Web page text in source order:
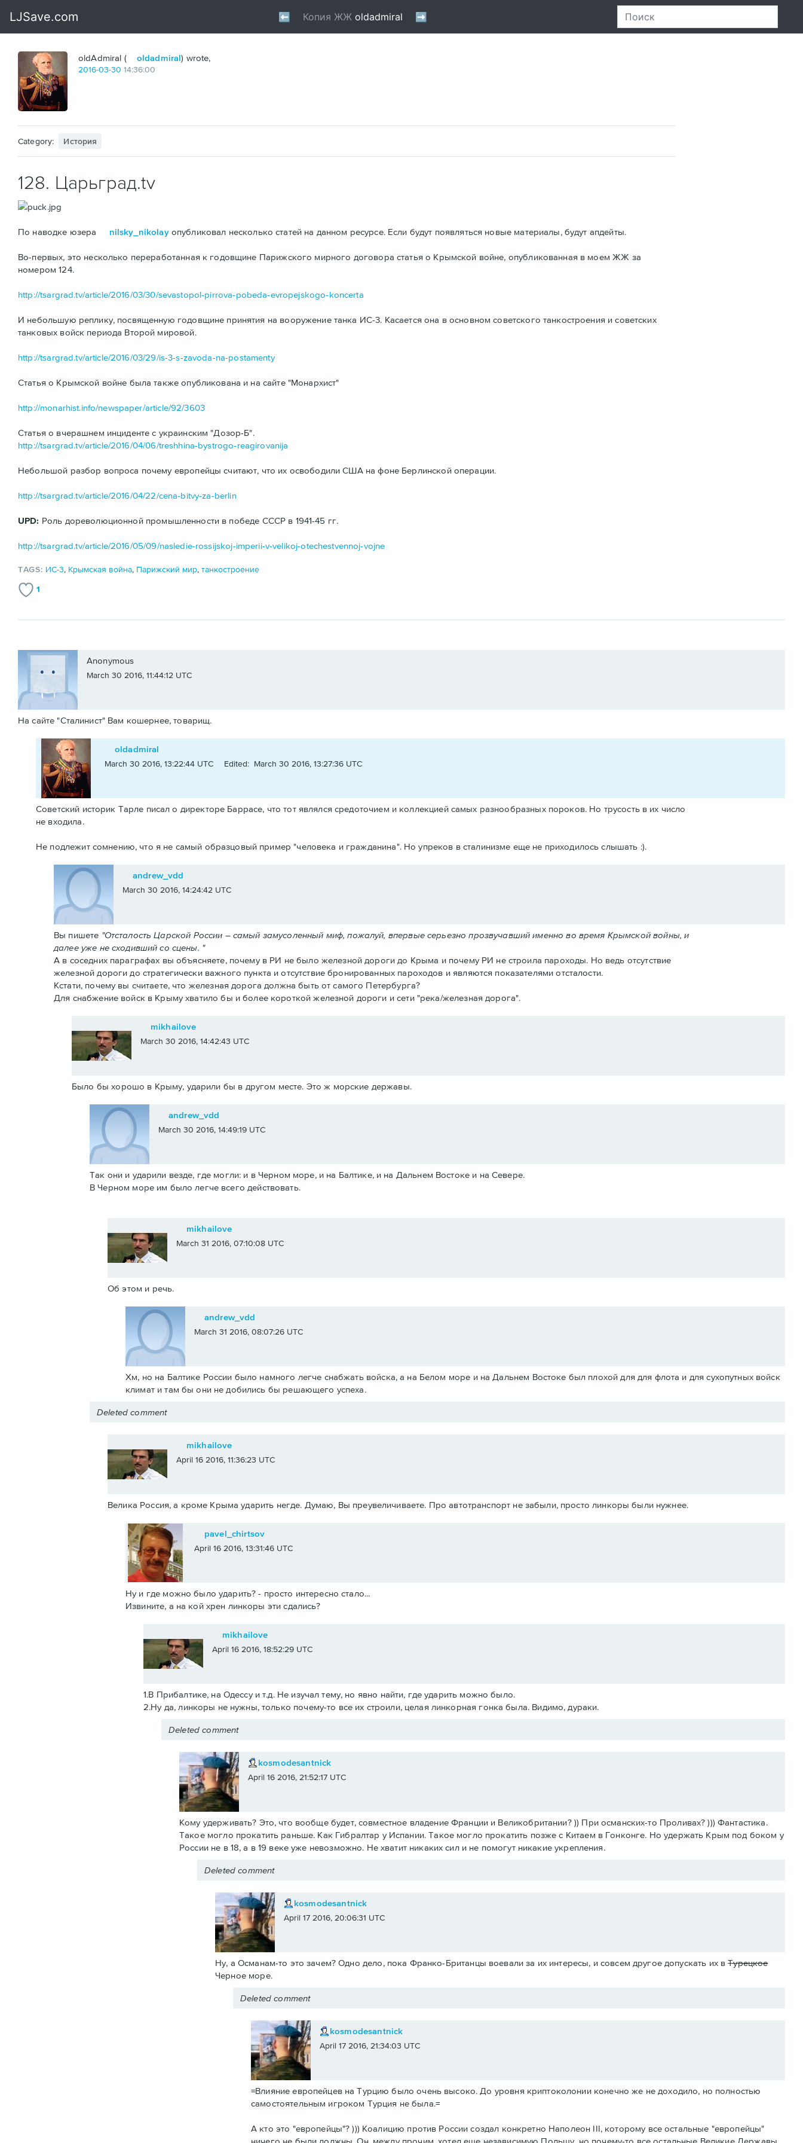
oldAdmiral ( oldadmiral) wrote,
2016-03-30 14:36:00
Category: История
128. Царьград.tv
По наводке юзера nilsky_nikolayопубликовал несколько статей на данном ресурсе. Если будут появляться новые материалы, будут апдейты.
Во-первых, это несколько переработанная к годовщине Парижского мирного договора статья о Крымской войне, опубликованная в моем ЖЖ за
номером 124.
http://tsargrad.tv/article/2016/03/30/sevastopol-pirrova-pobeda-evropejskogo-koncerta
И небольшую реплику, посвященную годовщине принятия на вооружение танка ИС-3. Касается она в основном советского танкостроения и советских
танковых войск периода Второй мировой.
http://tsargrad.tv/article/2016/03/29/is-3-s-zavoda-na-postamenty
Статья о Крымской войне была также опубликована и на сайте "Монархист"
http://monarhist.info/newspaper/article/92/3603
Статья о вчерашнем инциденте с украинским "Дозор-Б".
http://tsargrad.tv/article/2016/04/06/treshhina-bystrogo-reagirovanija
Небольшой разбор вопроса почему европейцы считают, что их освободили США на фоне Берлинской операции.
http://tsargrad.tv/article/2016/04/22/cena-bitvy-za-berlin
UPD: Роль дореволюционной промышленности в победе СССР в 1941-45 гг.
http://tsargrad.tv/article/2016/05/09/nasledie-rossijskoj-imperii-v-velikoj-otechestvennoj-vojne
TAGS: ИС-3, Крымская война, Парижский мир,танкостроение
1
Anonymous
March 30 2016, 11:44:12 UTC
На сайте "Сталинист" Вам кошернее, товарищ.
oldadmiral
March 30 2016, 13:22:44 UTC Edited: March 30 2016, 13:27:36 UTC
Советский историк Тарле писал о директоре Баррасе, что тот являлся средоточием и коллекцией самых разнообразных пороков. Но трусость в их число
не входила.
Не подлежит сомнению, что я не самый образцовый пример "человека и гражданина". Но упреков в сталинизме еще не приходилось слышать :).
andrew_vdd
March 30 2016, 14:24:42 UTC
Вы пишете "Отсталость Царской России – самый замусоленный миф, пожалуй, впервые серьезно прозвучавший именно во время Крымской войны, и
далее уже не сходивший со сцены. "
А в соседних параграфах вы объясняете, почему в РИ не было железной дороги до Крыма и почему РИ не строила пароходы. Но ведь отсутствие
железной дороги до стратегически важного пункта и отсутствие бронированных пароходов и являются показателями отсталости.
Кстати, почему вы считаете, что железная дорога должна быть от самого Петербурга?
Для снабжение войск в Крыму хватило бы и более короткой железной дороги и сети "река/железная дорога".
mikhailove
March 30 2016, 14:42:43 UTC
Было бы хорошо в Крыму, ударили бы в другом месте. Это ж морские державы.
andrew_vdd
March 30 2016, 14:49:19 UTC
Так они и ударили везде, где могли: и в Черном море, и на Балтике, и на Дальнем Востоке и на Севере.
В Черном море им было легче всего действовать.
mikhailove
March 31 2016, 07:10:08 UTC
Об этом и речь.
andrew_vdd
March 31 2016, 08:07:26 UTC
Хм, но на Балтике России было намного легче снабжать войска, а на Белом море и на Дальнем Востоке был плохой для для флота и для сухопутных войск
климат и там бы они не добились бы решающего успеха.
Deleted comment
mikhailove
April 16 2016, 11:36:23 UTC
Велика Россия, а кроме Крыма ударить негде. Думаю, Вы преувеличиваете. Про автотранспорт не забыли, просто линкоры были нужнее.
pavel_chirtsov
April 16 2016, 13:31:46 UTC
Ну и где можно было ударить? - просто интересно стало...
Извините, а на кой хрен линкоры эти сдались?
mikhailove
April 16 2016, 18:52:29 UTC
1.В Прибалтике, на Одессу и т.д. Не изучал тему, но явно найти, где ударить можно было.
2.Ну да, линкоры не нужны, только почему-то все их строили, целая линкорная гонка была. Видимо, дураки.
Deleted comment
kosmodesantnick
April 16 2016, 21:52:17 UTC
Кому удерживать? Это, что вообще будет, совместное владение Франции и Великобритании? )) При османских-то Проливах? ))) Фантастика.
Такое могло прокатить раньше. Как Гибралтар у Испании. Такое могло прокатить позже с Китаем в Гонконге. Но удержать Крым под боком у
России не в 18, а в 19 веке уже невозможно. Не хватит никаких сил и не помогут никакие укрепления.
Deleted comment
kosmodesantnick
April 17 2016, 20:06:31 UTC
Ну, а Османам-то это зачем? Одно дело, пока Франко-Британцы воевали за их интересы, и совсем другое допускать их вТурецкое
Черное море.
Deleted comment
kosmodesantnick
April 17 2016, 21:34:03 UTC
=Влияние европейцев на Турцию было очень высоко. До уровня криптоколонии конечно же не доходило, но полностью
самостоятельным игроком Турция не была.=
А кто это "европейцы"? ))) Коалицию против России создал конкретно Наполеон III, которому все остальные "европейцы"